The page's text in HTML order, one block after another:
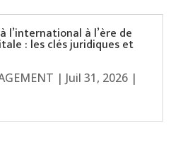
l’international à l’ère de
: les clés juridiques et
| Juil 31, 2026|